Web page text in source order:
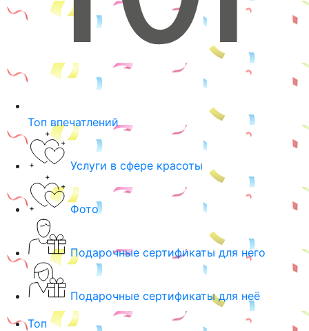
Топ впечатлений
Услуги в сфере красоты
Фото
Подарочные сертификаты для него
Подарочные сертификаты для неё
Топ